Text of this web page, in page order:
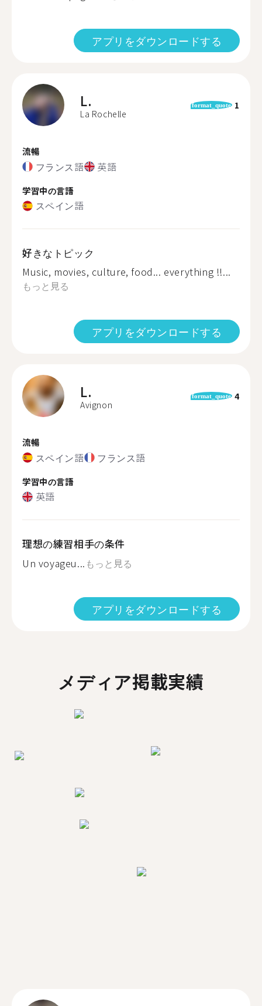
アプリをダウンロードする
L.
La Rochelle
format_quote 1
流暢
フランス語 英語
学習中の言語
スペイン語
好きなトピック
Music, movies, culture, food... everything !!...
もっと見る
アプリをダウンロードする
L.
Avignon
format_quote 4
流暢
スペイン語 フランス語
学習中の言語
英語
理想の練習相手の条件
Un voyageu... もっと見る
アプリをダウンロードする
メディア掲載実績